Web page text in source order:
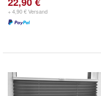
+ 4,90 € Versand